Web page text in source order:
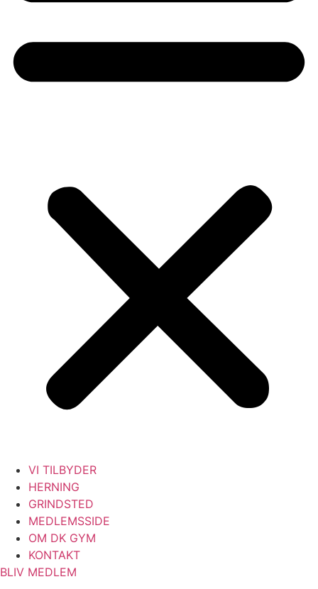
VI TILBYDER
HERNING
GRINDSTED
MEDLEMSSIDE
OM DK GYM
KONTAKT
BLIV MEDLEM